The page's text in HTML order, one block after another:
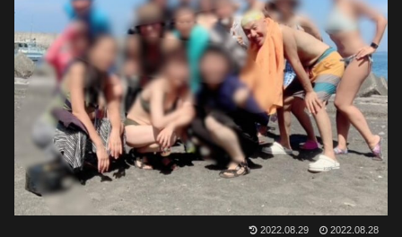
2022.08.29 2022.08.28